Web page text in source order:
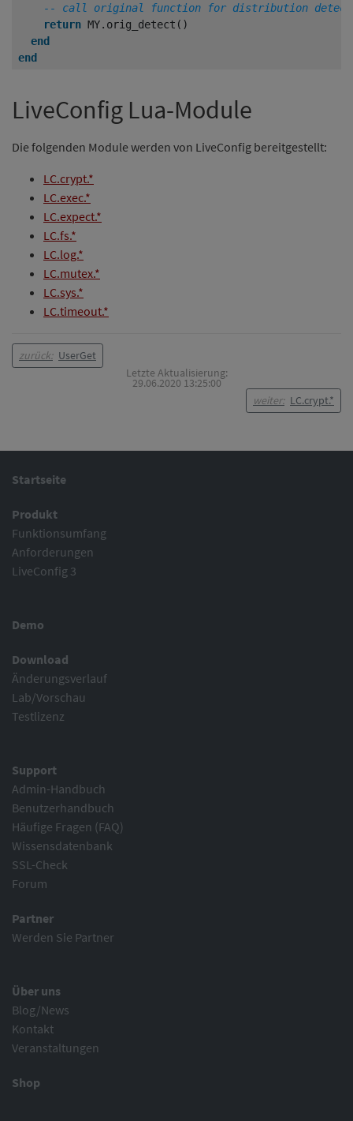
-- call original function for distribution
return MY. orig_detect ()
end
end
LiveConfig Lua-Module
Die folgenden Module werden von LiveConfig bereitgestellt:
LC.crypt.*
LC.exec.*
LC.expect.*
LC.fs.*
LC.log.*
LC.mutex.*
LC.sys.*
LC.timeout.*
zurück: UserGet
Letzte Aktualisierung:
29.06.2020 13:25:00
weiter: LC.crypt.*
Startseite
Produkt
Funktionsumfang
Anforderungen
LiveConfig 3
Demo
Download
Änderungsverlauf
Lab/Vorschau
Testlizenz
Support
Admin-Handbuch
Benutzerhandbuch
Häufige Fragen (FAQ)
Wissensdatenbank
SSL-Check
Forum
Partner
Werden Sie Partner
Über uns
Blog/News
Kontakt
Veranstaltungen
Shop